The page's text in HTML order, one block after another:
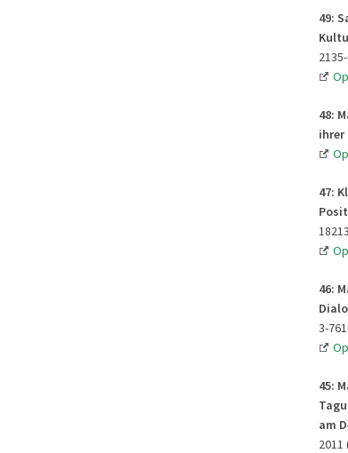
49:
48:
ihrer
47:
46:
3-
45:
am
2011